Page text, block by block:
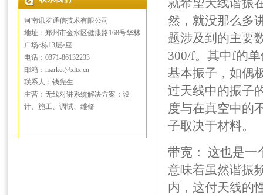
河南讯罗通信技术有限公司
地址：郑州市金水区健康路168号华林
广场c栋13层e座
电话：0371-86132233
邮箱：market@xltx.cn
联系人：钱先生
主营：无线对讲系统解决方案：设
计、施工、调试、维修
就希望天线谐振
然，就没那么多
题涉及到的主要
300/f。其中f的
基本振子，如偶
过天线中的振子
度与在真空中的
子取决于材料。
带宽： 这也是一
意味着虽然谐振
内，这付天线的